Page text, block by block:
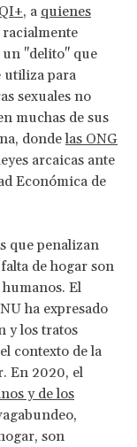
, a quienes
un "delito" que
utiliza para
sexuales no
muchas de sus
dondelas ONG
arcaicas ante
Económica de
que penalizan
de hogar son
El
ha expresado
y los tratos
contexto de la
En 2020, el
y de los
son